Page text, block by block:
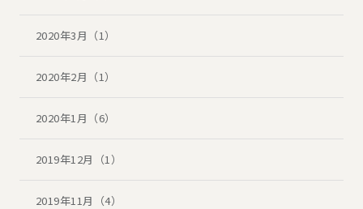
2020年3月（1）
2020年2月（1）
2020年1月（6）
2019年12月（1）
2019年11月（4）